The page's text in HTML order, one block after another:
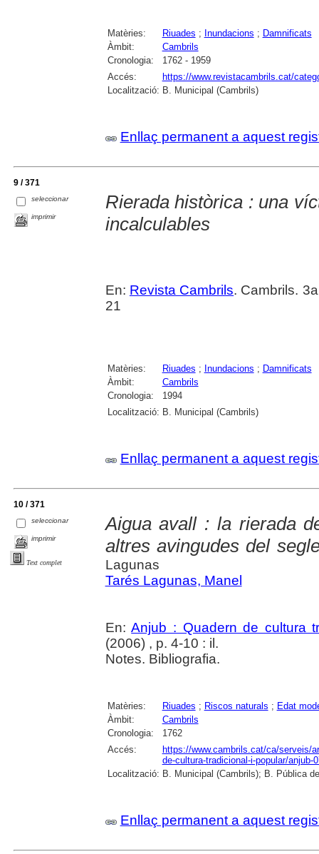
Matèries: Riuades ; Inundacions ; Damnificats
Àmbit:
Cambrils
Cronologia:
1762 - 1959
Accés:
https://www.revistacambrils.cat/
Localització: B. Municipal (Cambrils)
Enllaç permanent a aquest
9 / 371
seleccionar
imprimir
Rierada històrica : una
incalculables
En: Revista Cambrils. Cambrils.
21
Matèries: Riuades ; Inundacions ; Damnificats
Àmbit:
Cambrils
Cronologia:
1994
Localització: B. Municipal (Cambrils)
Enllaç permanent a aquest
10 / 371
seleccionar
imprimir
Text complet
Aigua avall : la rierada
altres avingudes del
Lagunas
Tarés Lagunas, Manel
En:Anjub : Quadern de cultura
(2006) , p. 4-10 : il.
Notes. Bibliografia.
Matèries: Riuades ; Riscos naturals ; Edat
Àmbit:
Cambrils
Cronologia:
1762
Accés:
https://www.cambrils.cat/ca/serveis/
de-cultura-tradicional-i-popular/anjub-
Localització: B. Municipal (Cambrils); B. Pública
Enllaç permanent a aquest